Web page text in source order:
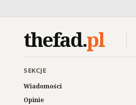
thefad.pl
SEKCJE
Wiadomości
Opinie